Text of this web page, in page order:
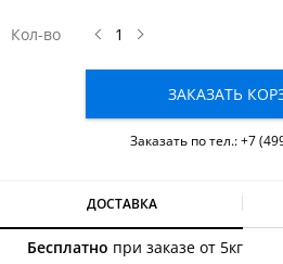
Кол-во
ЗАКАЗАТЬ
Заказать по тел.:+7
ДОСТАВКА
Бесплатно при заказе от 5кг